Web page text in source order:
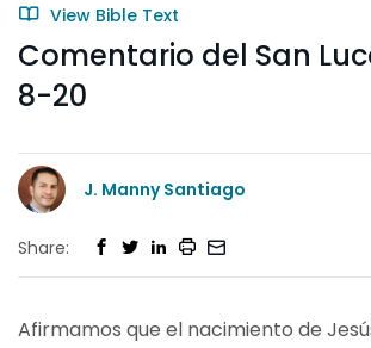
View Bible Text
Comentario del San
8-20
J. Manny Santiago
Share:
Afirmamos que el nacimiento de